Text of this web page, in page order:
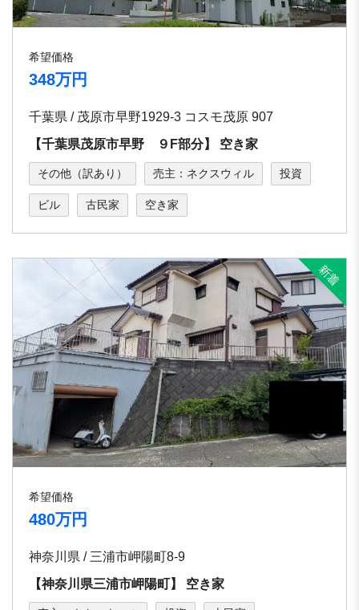
希望価格
348万円
千葉県 / 茂原市早野1929-3 コスモ茂原 907
【千葉県茂原市早野 ９F部分】 空き家
その他（訳あり） 売主：ネクスウィル 投資
ビル 古民家 空き家
希望価格
480万円
神奈川県 / 三浦市岬陽町8-9
【神奈川県三浦市岬陽町】 空き家